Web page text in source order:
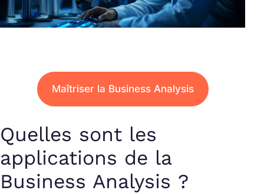
Maîtriser la Business Analysis
Quelles sont les
applications de la
Business Analysis ?